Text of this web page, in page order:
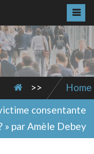
>>
Home
consentante
» par Amèle Debey